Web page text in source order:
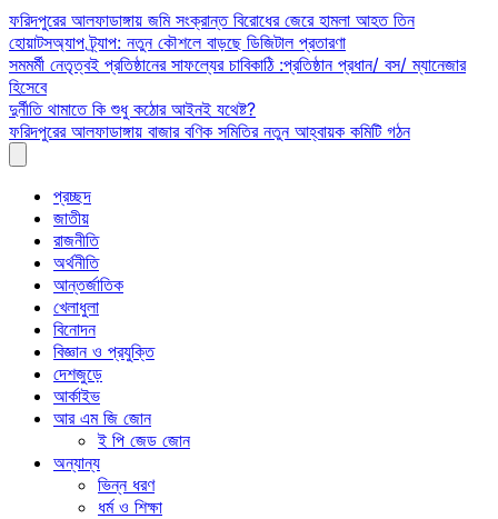
Skip
to
content
ফরিদপুরের আলফাডাঙ্গায় জমি সংক্রান্ত বিরোধের জেরে হামলা আহত তিন
হোয়াটসঅ্যাপ ট্র্যাপ: নতুন কৌশলে বাড়ছে ডিজিটাল প্রতারণা
সমমর্মী নেতৃত্বই প্রতিষ্ঠানের সাফল্যের চাবিকাঠি :প্রতিষ্ঠান প্রধান/ বস/ ম্যানেজার
হিসেবে
দুর্নীতি থামাতে কি শুধু কঠোর আইনই যথেষ্ট?
ফরিদপুরের আলফাডাঙ্গায় বাজার বণিক সমিতির নতুন আহ্বায়ক কমিটি গঠন
প্রচ্ছদ
জাতীয়
রাজনীতি
অর্থনীতি
আন্তর্জাতিক
খেলাধুলা
বিনোদন
বিজ্ঞান ও প্রযুক্তি
দেশজুড়ে
আর্কাইভ
আর এম জি জোন
ই পি জেড জোন
অন্যান্য
ভিন্ন ধরণ
ধর্ম ও শিক্ষা